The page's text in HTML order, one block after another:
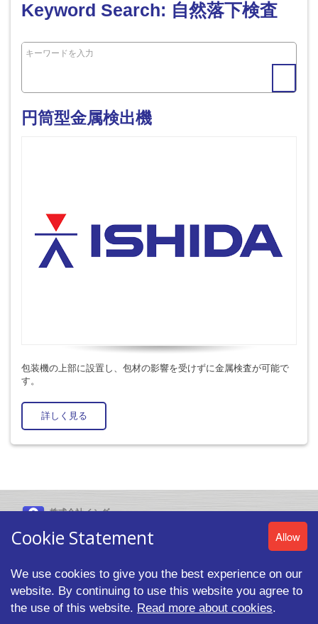
Keyword Search: 自然落下検査
円筒型金属検出機
包装機の上部に設置し、包材の影響を受けずに金属検査が可能で
す。
詳しく見る
株式会社イシダ
© 2026 ISHIDA CO.,LTD. All rights reserved. |プライバシーポリシ
ー
Cookie Statement Allow
We use cookies to give you the best experience on our
website. By continuing to use this website you agree to
the use of this website. Read more about cookies.